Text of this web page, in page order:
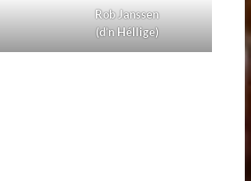
Rob Janssen
(d’n Héllige)